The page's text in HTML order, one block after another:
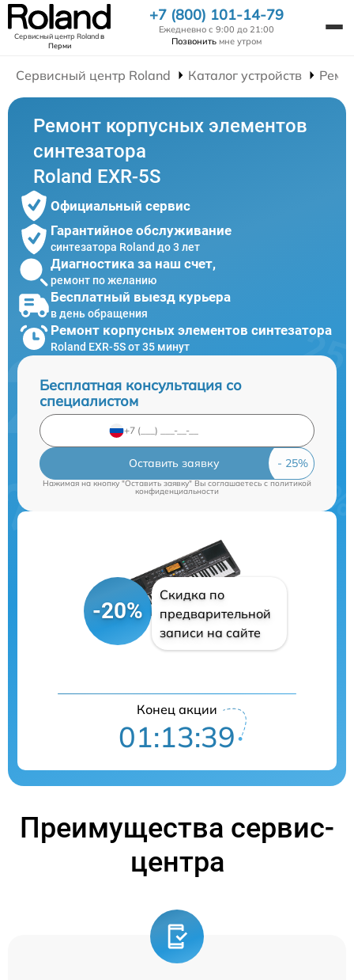
Сервисный центр Rolandв
Перми
+7 (800) 101-14-79
Ежедневно с 9:00 до 21:00
Позвонить мне утром
Сервисный центр Roland Каталог устройств
Ремонт корпусных элементов
синтезатора
Roland EXR-5S
Официальный сервис
Гарантийное обслуживание
синтезатора Roland до 3 лет
Диагностика за наш счет,
ремонт по желанию
Бесплатный выезд курьера
в день обращения
Ремонт корпусных элементов синтезатора
Roland EXR-5S от 35 минут
Бесплатная консультация со
специалистом
Оставить заявку
Нажимая на кнопку "Оставить заявку" Вы соглашаетесь cполитикой
конфиденциальности
-20%
Скидка по
предварительной
записи на сайте
Конец акции
01:13:39
Преимущества сервис-
центра